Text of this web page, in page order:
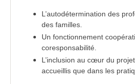
L’autodétermination des
des familles.
Un fonctionnement
coresponsabilité.
L’inclusion au cœur du
accueillis que dans les